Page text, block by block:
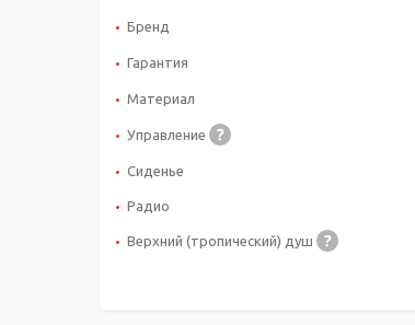
Бренд
Гарантия
Материал
Управление
Сиденье
Радио
Верхний (тропический) душ